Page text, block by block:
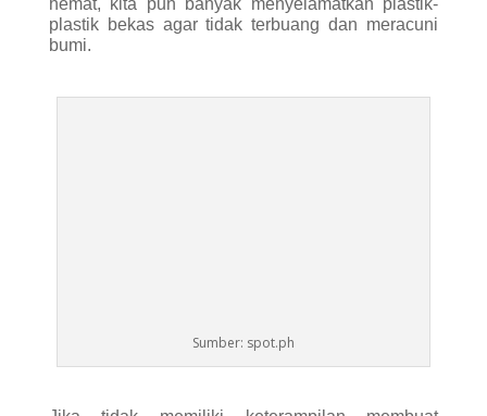
Jika tidak memiliki keterampilan membuat
konstruksi bangunan seperti saya, maka kita bisa